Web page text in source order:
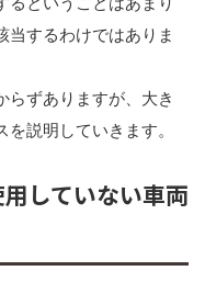
当するわけではありま
らずありますが、大き
説明していきます。
していない車両